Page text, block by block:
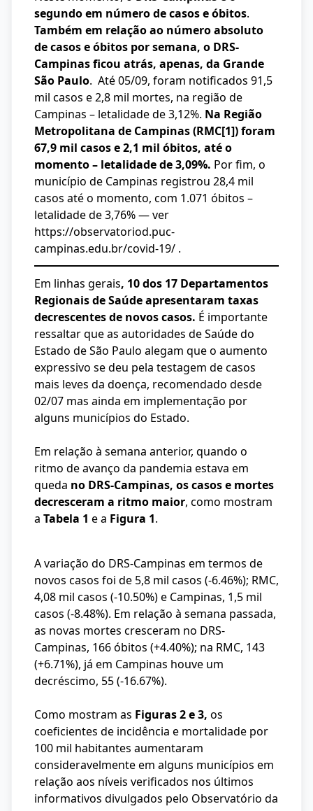
segundo em número de casos e óbitos.
Também em relação ao número absoluto
de casos e óbitos por semana, o DRS-
Campinas ficou atrás, apenas, da Grande
São Paulo. Até 05/09, foram notificados 91,5
mil casos e 2,8 mil mortes, na região de
Campinas – letalidade de 3,12%. Na Região
Metropolitana de Campinas (RMC[1]) foram
67,9 mil casos e 2,1 mil óbitos, até o
momento – letalidade de 3,09%. Por fim, o
município de Campinas registrou 28,4 mil
casos até o momento, com 1.071 óbitos –
letalidade de 3,76% — ver
https://observatoriod.puc-
campinas.edu.br/covid-19/ .
Em linhas gerais, 10 dos 17 Departamentos
Regionais de Saúde apresentaram taxas
decrescentes de novos casos. É importante
ressaltar que as autoridades de Saúde do
Estado de São Paulo alegam que o aumento
expressivo se deu pela testagem de casos
mais leves da doença, recomendado desde
02/07 mas ainda em implementação por
alguns municípios do Estado.
Em relação à semana anterior, quando o
ritmo de avanço da pandemia estava em
queda no DRS-Campinas, os casos e mortes
decresceram a ritmo maior, como mostram
a Tabela 1 e a Figura 1.
A variação do DRS-Campinas em termos de
novos casos foi de 5,8 mil casos (-6.46%); RMC,
4,08 mil casos (-10.50%) e Campinas, 1,5 mil
casos (-8.48%). Em relação à semana passada,
as novas mortes cresceram no DRS-
Campinas, 166 óbitos (+4.40%); na RMC, 143
(+6.71%), já em Campinas houve um
decréscimo, 55 (-16.67%).
Como mostram as Figuras 2 e 3, os
coeficientes de incidência e mortalidade por
100 mil habitantes aumentaram
consideravelmente em alguns municípios em
relação aos níveis verificados nos últimos
informativos divulgados pelo Observatório da